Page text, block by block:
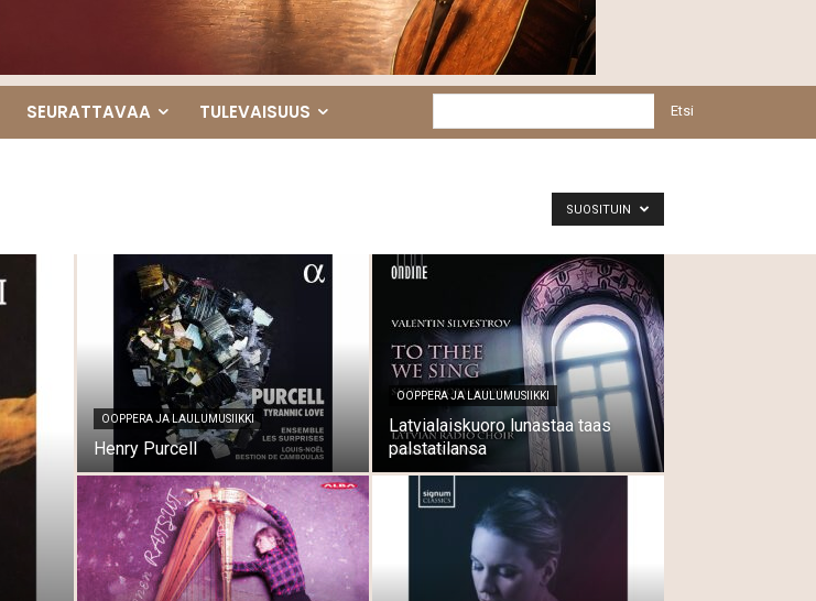
SEURATTAVAA TULEVAISUUS Etsi
SUOSITUIN
OOPPERA JA LAULUMUSIIKKI
Henry Purcell
OOPPERA JA LAULUMUSIIKKI
Latvialaiskuoro lunastaa taas
palstatilansa